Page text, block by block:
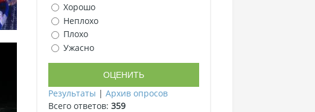
Хорошо
Неплохо
Плохо
Ужасно
Результаты | Архив опросов
Всего ответов: 359